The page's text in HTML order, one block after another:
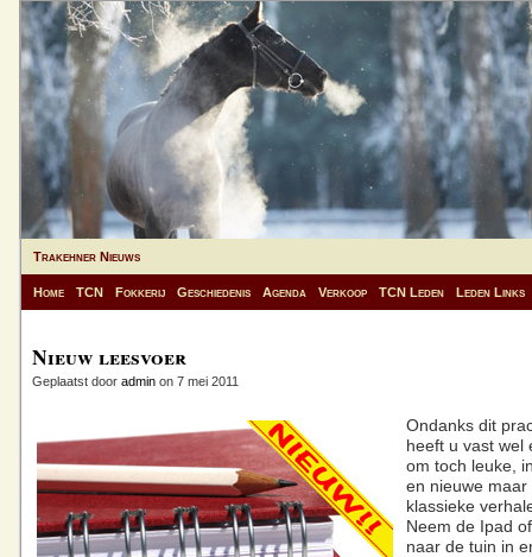
Trakehner Nieuws
Home TCN Fokkerij Geschiedenis Agenda Verkoop TCN Leden Leden Links
Nieuw leesvoer
Geplaatst door admin on 7 mei 2011
Ondanks dit
heeft u vast wel
om toch leuke,
en nieuwe maar
klassieke
Neem de Ipad
naar de tuin in